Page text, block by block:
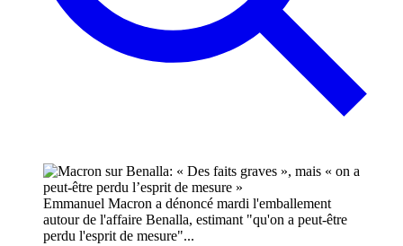
Emmanuel Macron a dénoncé mardi l'emballement
autour de l'affaire Benalla, estimant "qu'on a peut-être
perdu l'esprit de mesure"...